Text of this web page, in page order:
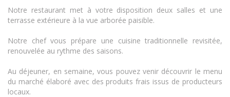
Notre restaurant met à votre disposition deux salles et une
terrasse extérieure à la vue arborée paisible.
Notre chef vous prépare une cuisine traditionnelle revisitée,
renouvelée au rythme des saisons.
Au déjeuner, en semaine, vous pouvez venir découvrir le menu
du marché élaboré avec des produits frais issus de producteurs
locaux.